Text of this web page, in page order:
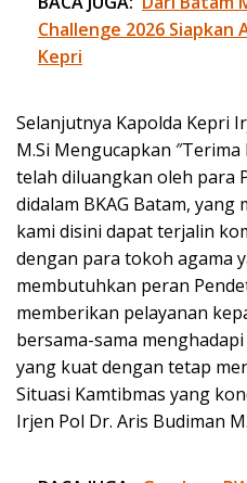
Challenge 2026
Kepri
Selanjutnya Kapolda Kepri
M.Si Mengucapkan
telah diluangkan oleh para
didalam BKAG Batam,
kami disini dapat terjalin
dengan para tokoh agama
membutuhkan peran
memberikan pelayanan
bersama-sama
yang kuat dengan tetap
Situasi Kamtibmas yang
Irjen Pol Dr. Aris Budiman